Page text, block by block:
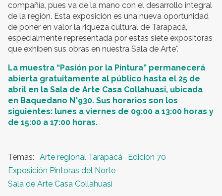
compañía, pues va de la mano con el desarrollo integral
de la región. Esta exposición es una nueva oportunidad
de poner en valor la riqueza cultural de Tarapacá,
especialmente representada por estas siete expositoras
que exhiben sus obras en nuestra Sala de Arte".
La muestra “Pasión por la Pintura” permanecerá
abierta gratuitamente al público hasta el 25 de
abril en la Sala de Arte Casa Collahuasi, ubicada
en Baquedano N°930. Sus horarios son los
siguientes: lunes a viernes de 09:00 a 13:00 horas y
de 15:00 a 17:00 horas.
Arte regional Tarapacá
Edición 70
Exposición Pintoras del Norte
Sala de Arte Casa Collahuasi